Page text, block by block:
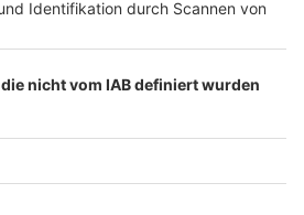
Datenschutz Impressum